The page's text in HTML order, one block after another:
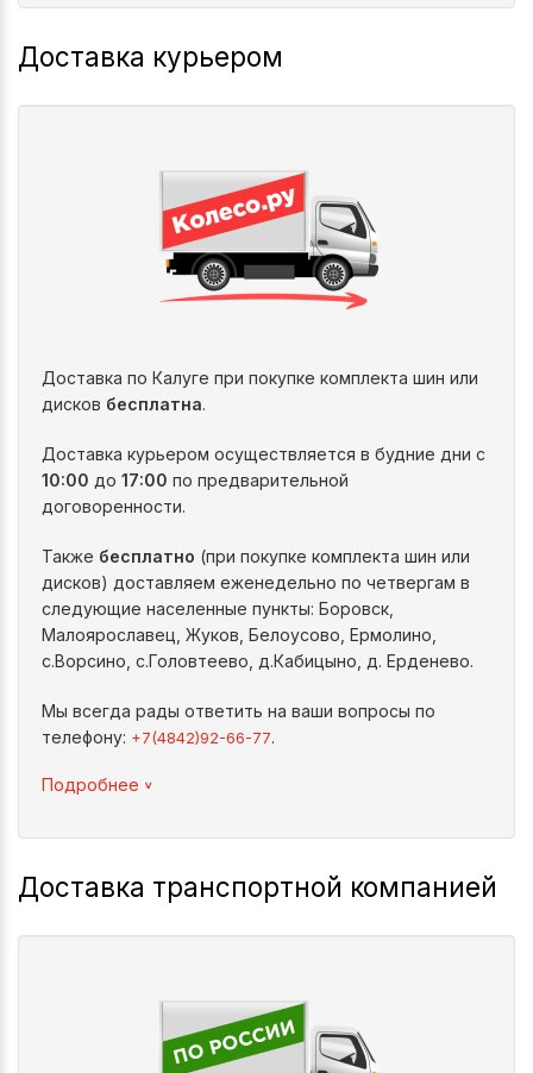
Доставка курьером
Доставка по Калуге при покупке комплекта шин или
дисков бесплатна.
Доставка курьером осуществляется в будние дни с
10:00 до 17:00 по предварительной
договоренности.
Также бесплатно (при покупке комплекта шин или
дисков) доставляем еженедельно по четвергам в
следующие населенные пункты: Боровск,
Малоярославец, Жуков, Белоусово, Ермолино,
с.Ворсино, с.Головтеево, д.Кабицыно, д. Ерденево.
Мы всегда рады ответить на ваши вопросы по
телефону: +7(4842)92-66-77.
Подробнее ^
Доставка транспортной компанией